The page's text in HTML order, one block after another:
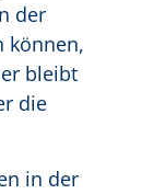
der
können,
bleibt
die
in der